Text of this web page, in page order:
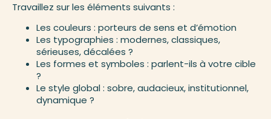
Travaillez sur les éléments suivants :
Les couleurs : porteurs de sens et d’émotion
Les typographies : modernes, classiques,
sérieuses, décalées ?
Les formes et symboles : parlent-ils à votre cible
?
Le style global : sobre, audacieux, institutionnel,
dynamique ?